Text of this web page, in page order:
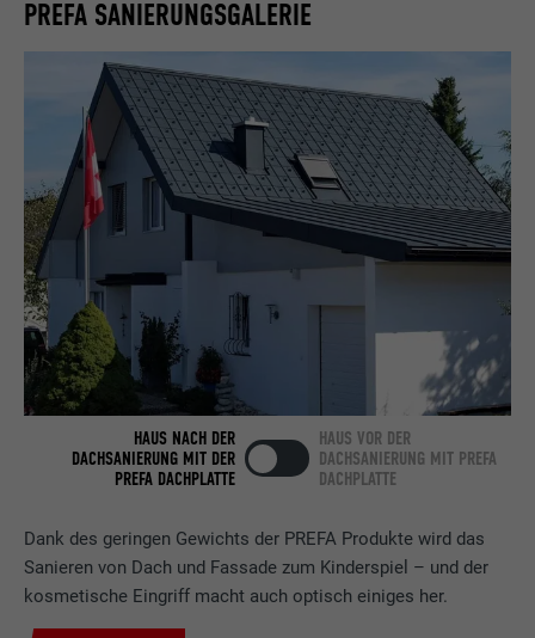
Dank des geringen Gewichts der PREFA Produkte wird das
Sanieren von Dach und Fassade zum Kinderspiel – und der
kosmetische Eingriff macht auch optisch einiges her.
PREFA SANIERUNGSGALERIE
HAUS NACH DER
DACHSANIERUNG MIT DER
PREFA DACHPLATTE
HAUS VOR DER
DACHSANIERUNG MIT PREFA
DACHPLATTE
Anbieter LinkedIn
Laufzeit 2 Jahre
Zweck
Verwendet vom Social-Networking-Dienst
LinkedIn für die Verfolgung der
Verwendung von eingebetteten
Dienstleistungen.
Name bscookie
Anbieter LinkedIn
2 Jahre
Zweck
Verwendet vom Social-Networking-Dienst
Verwendung von eingebetteten
Dienstleistungen.